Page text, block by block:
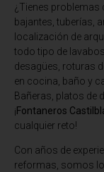
¿Tienes problemas
bajantes, tuberías,
localización de
todo tipo de
desagües, roturas
en cocina, baño y
Bañeras, platos de
¡Fontaneros
cualquier reto!
Con años de
reformas, somos